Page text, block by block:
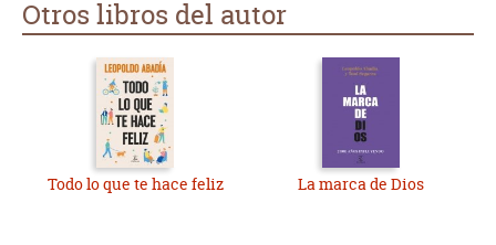
Otros libros del autor
Todo lo que te hace feliz La marca de Dios